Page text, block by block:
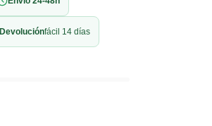
Devoluciónfácil 14 días